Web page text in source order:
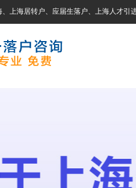
上海居转户、应届生落户、上海人才引